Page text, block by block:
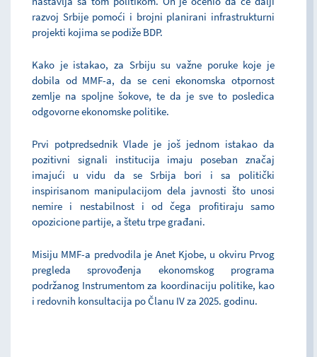
razvoj Srbije pomoći i brojni planirani infrastrukturni
projekti kojima se podiže BDP.
Kako je istakao, za Srbiju su važne poruke koje je
dobila od MMF-a, da se ceni ekonomska otpornost
zemlje na spoljne šokove, te da je sve to posledica
odgovorne ekonomske politike.
Prvi potpredsednik Vlade je još jednom istakao da
pozitivni signali institucija imaju poseban značaj
imajući u vidu da se Srbija bori i sa politički
inspirisanom manipulacijom dela javnosti što unosi
nemire i nestabilnost i od čega profitiraju samo
opozicione partije, a štetu trpe građani.
Misiju MMF-a predvodila je Anet Kjobe, u okviru Prvog
pregleda sprovođenja ekonomskog programa
podržanog Instrumentom za koordinaciju politike, kao
i redovnih konsultacija po Članu IV za 2025. godinu.